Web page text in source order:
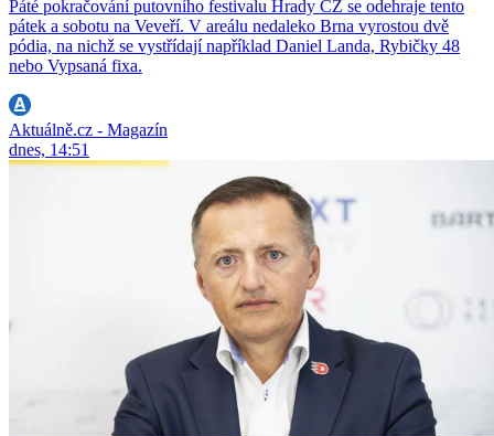
Páté pokračování putovního festivalu Hrady CZ se odehraje tento
pátek a sobotu na Veveří. V areálu nedaleko Brna vyrostou dvě
pódia, na nichž se vystřídají například Daniel Landa, Rybičky 48
nebo Vypsaná fixa.
Aktuálně.cz - Magazín
dnes, 14:51